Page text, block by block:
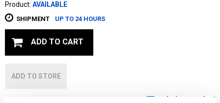
Product: AVAILABLE
SHIPMENT UP TO 24 HOURS
ADD TO CART
ADD TO STORE
Ask about product